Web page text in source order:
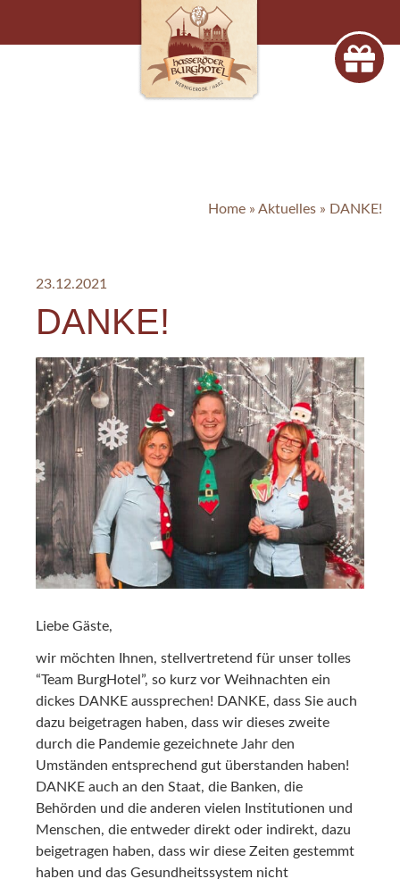
Home » Aktuelles » DANKE!
23.12.2021
DANKE!
Liebe Gäste,
wir möchten Ihnen, stellvertretend für unser tolles
“Team BurgHotel”, so kurz vor Weihnachten ein
dickes DANKE aussprechen! DANKE, dass Sie auch
dazu beigetragen haben, dass wir dieses zweite
durch die Pandemie gezeichnete Jahr den
Umständen entsprechend gut überstanden haben!
DANKE auch an den Staat, die Banken, die
Behörden und die anderen vielen Institutionen und
Menschen, die entweder direkt oder indirekt, dazu
beigetragen haben, dass wir diese Zeiten gestemmt
haben und das Gesundheitssystem nicht